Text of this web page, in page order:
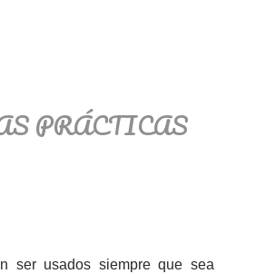
PRÁCTICAS
ser usados siempre que sea